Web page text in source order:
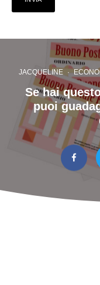
JACQUELINE ·
Se hai
puoi